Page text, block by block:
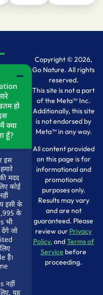
हो
क्या
हूँ?
इस
मदद
कोई
इसी के
के
भी
जो
हैं।
नहीं
यह
Copyright © 2026,
Go Nature. All rights
reserved.
This site is not a part
of the Meta™ Inc.
Additionally, this site
is not endorsed by
Meta™ in any way.
All content provided
on this page is for
informational and
promotional
purposes only.
Results may vary
and are not
guaranteed. Please
review our Privacy
Policy. andTerms of
Service before
proceeding.